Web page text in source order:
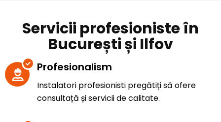
Servicii profesioniste în
București și Ilfov
Profesionalism
Instalatori profesionisti pregătiți să ofere
consultață și servicii de calitate.